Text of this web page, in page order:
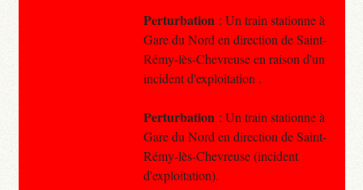
Perturbation : Un train stationne à
Gare du Nord en direction de Saint-
Rémy-lès-Chevreuse en raison d'un
incident d'exploitation .
Perturbation : Un train stationne à
Gare du Nord en direction de Saint-
Rémy-lès-Chevreuse (incident
d'exploitation).